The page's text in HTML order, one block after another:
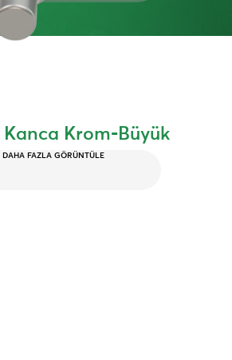
Kanca Krom-Büyük
DAHA FAZLA GÖRÜNTÜLE